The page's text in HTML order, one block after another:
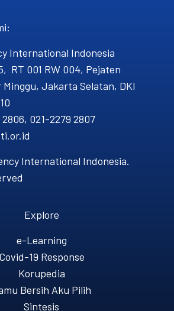
International Indonesia
RT 001 RW 004, Pejaten
Minggu, Jakarta Selatan, DKI
021-2279 2807
International Indonesia.
Explore
e-Learning
Covid-19 Response
Korupedia
Bersih Aku Pilih
Sintesis